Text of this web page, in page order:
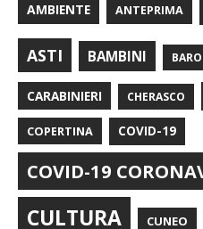
AMBIENTE ANTEPRIMA
ASTI BAMBINI
CARABINIERI CHERASCO
COPERTINA COVID-19
COVID-19
CULTURA CUNEO